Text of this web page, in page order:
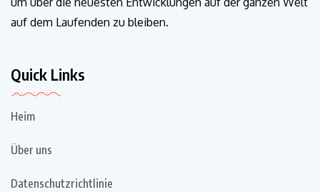
auf dem Laufenden zu bleiben.
Quick Links
Heim
Über uns
Datenschutzrichtlinie